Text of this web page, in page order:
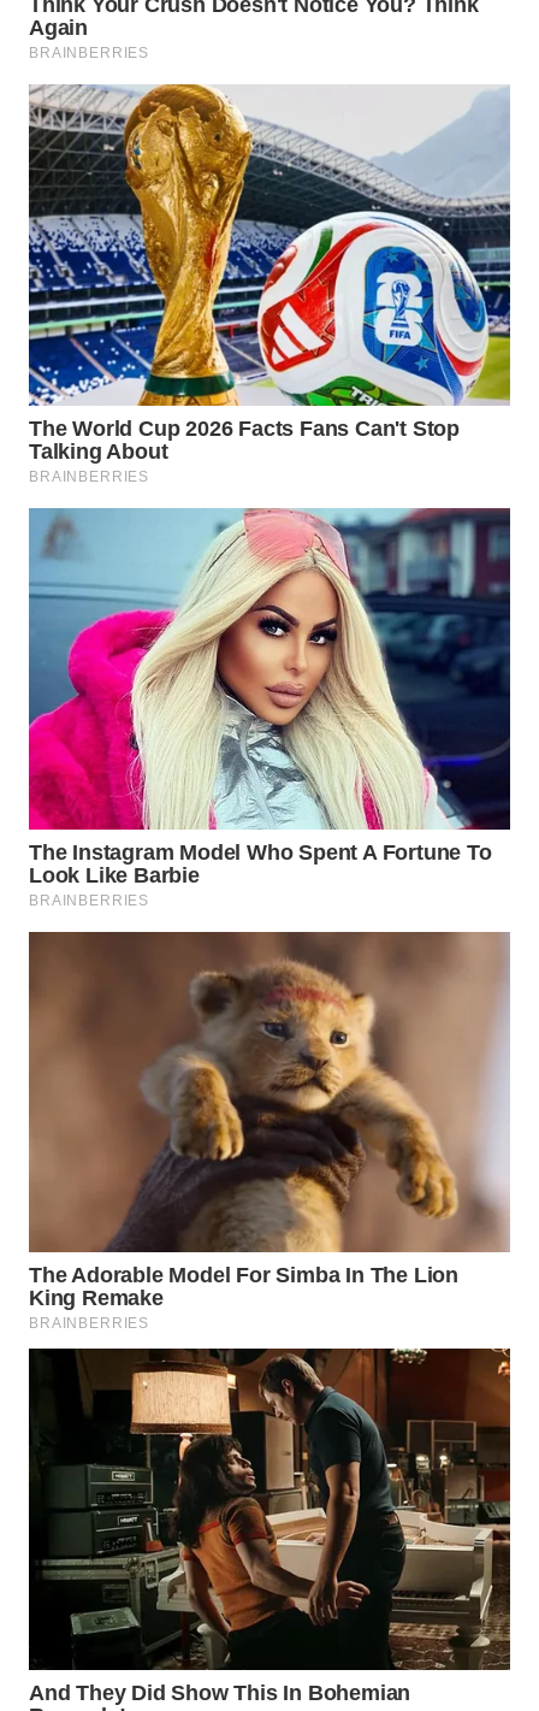
WN
WN
INDRAMAYU
WN
KUNINGAN
WN
MAJALENGKA
WN
SUBANG
SUKABUMI
WN
PURWAKARTA
WN
PRIANGAN
TIMUR
WN
SEMARANG
WN
SOLO
WN
BINTAN
WN
MANDALIKA
WN
LIKUPANG
WN
LABUANBAJO
WN
BORNEO